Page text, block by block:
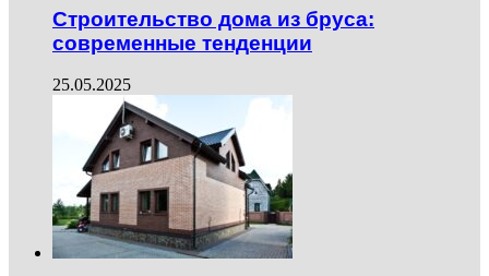
Строительство дома из бруса:
современные тенденции
25.05.2025